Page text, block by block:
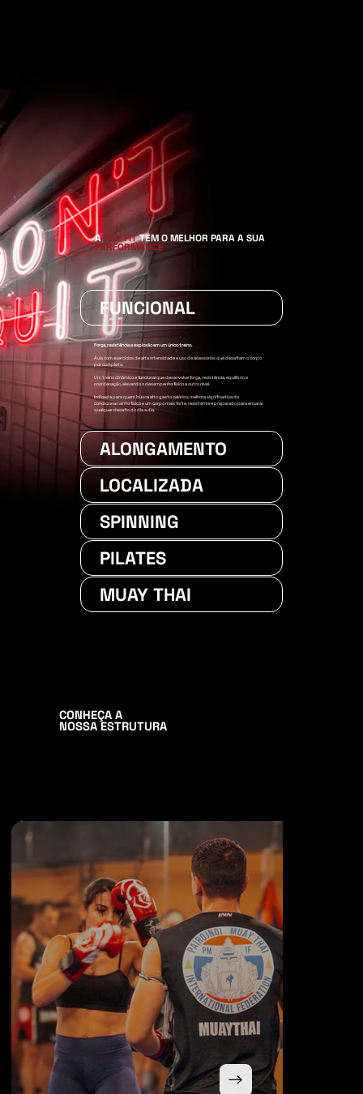
AFOX FITTEM O MELHOR PARA A SUA
PERFORMANCE
FUNCIONAL
Força, resistência e explosão em um único treino.
Aula com exercícios de alta intensidade e uso de acessórios que desafiam o corpo
por completo.
Um treino dinâmico e funcional que desenvolve força, resistência, equilíbrio e
coordenação, elevando o desempenho físico a outro nível.
Indicada para quem busca alto gasto calórico, melhora significativa do
condicionamento físico e um corpo mais forte, resistente e preparado para encarar
qualquer desafio do dia a dia.
ALONGAMENTO
LOCALIZADA
SPINNING
PILATES
MUAY THAI
CONHEÇA A
NOSSA ESTRUTURA